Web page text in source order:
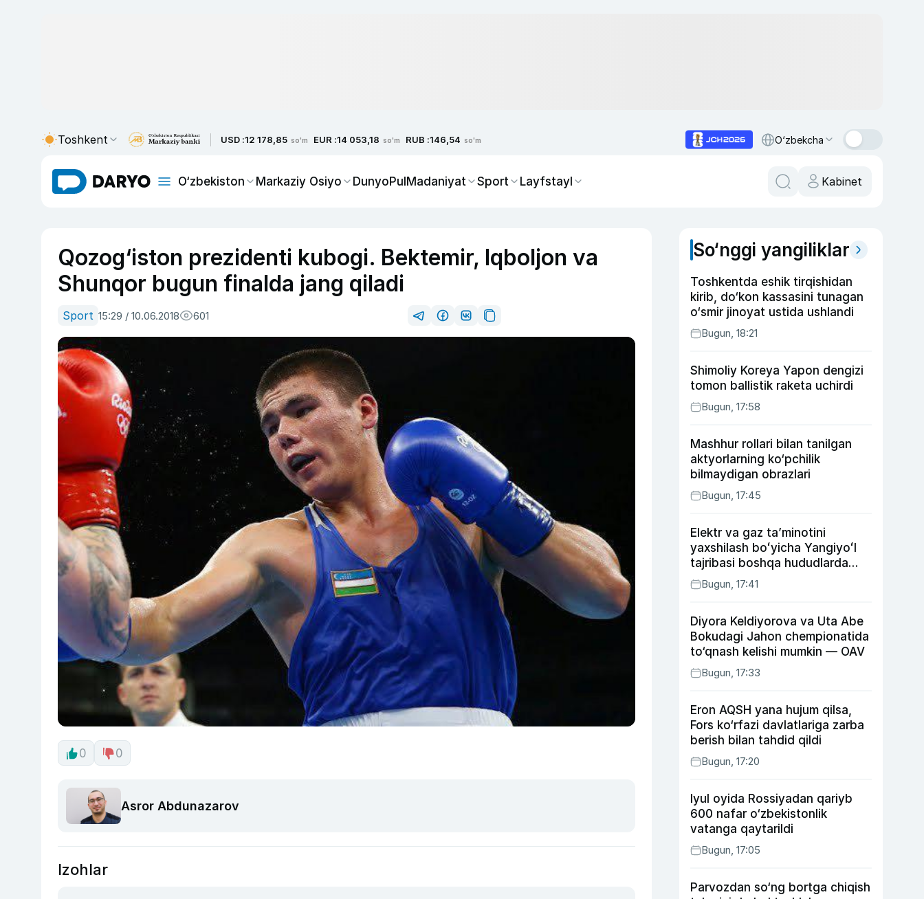
Toshkent USD :12 178,85 so'm EUR :14 053,18 so'm RUB :146,54 so'm O‘zbekcha
O‘zbekiston Markaziy Osiyo DunyoPulMadaniyat Sport Layfstayl Kabinet
Qozog‘iston prezidenti kubogi. Bektemir, Iqboljon va
Shunqor bugun finalda jang qiladi
Sport 15:29 / 10.06.2018 601
0 0
Asror Abdunazarov
Izohlar
So‘nggi yangiliklar
Toshkentda eshik tirqishidan
kirib, do‘kon kassasini tunagan
o‘smir jinoyat ustida ushlandi
Bugun, 18:21
Shimoliy Koreya Yapon dengizi
tomon ballistik raketa uchirdi
Bugun, 17:58
Mashhur rollari bilan tanilgan
aktyorlarning ko‘pchilik
bilmaydigan obrazlari
Bugun, 17:45
Elektr va gaz taʼminotini
yaxshilash boʻyicha Yangiyoʻl
tajribasi boshqa hududlarda
ham joriy etiladi
Bugun, 17:41
Diyora Keldiyorova va Uta Abe
Bokudagi Jahon chempionatida
to‘qnash kelishi mumkin — OAV
Bugun, 17:33
Eron AQSH yana hujum qilsa,
Fors ko‘rfazi davlatlariga zarba
berish bilan tahdid qildi
Bugun, 17:20
Iyul oyida Rossiyadan qariyb
600 nafar o‘zbekistonlik
vatanga qaytarildi
Bugun, 17:05
Parvozdan so‘ng bortga chiqish